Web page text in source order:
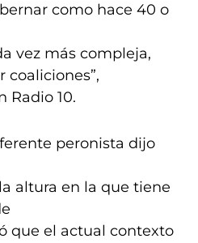
como hace 40 o
vez más compleja,
coaliciones”,
Radio 10.
peronista dijo
altura en la que tiene
que el actual contexto